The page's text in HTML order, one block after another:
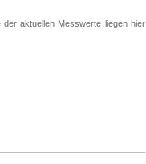
aktuellen Messwerte liegen hier